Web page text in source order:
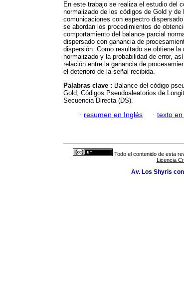
En este trabajo se realiza el estudio del
normalizado de los códigos de Gold y
comunicaciones con espectro
se abordan los procedimientos de
comportamiento del balance parcial
dispersado con ganancia de
dispersión. Como resultado se obtiene
normalizado y la probabilidad de error,
relación entre la ganancia de
el deterioro de la señal recibida.
Palabras clave : Balance del código
Gold; Códigos Pseudoaleatorios de
Secuencia Directa (DS).
· resumen en Inglés · texto en
Todo el contenido de esta
Licencia
Av. Los Shyris